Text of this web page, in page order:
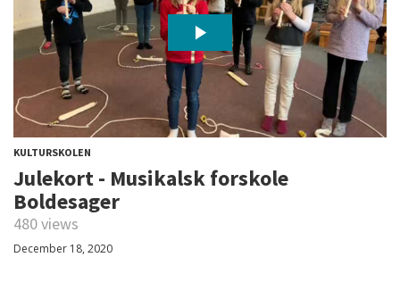
KULTURSKOLEN
Julekort - Musikalsk forskole
Boldesager
480 views
December 18, 2020